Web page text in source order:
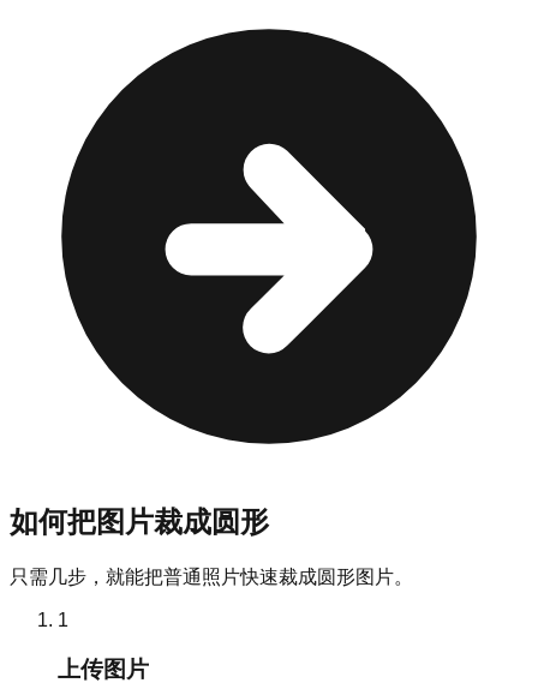
如何把图片裁成圆形
只需几步，就能把普通照片快速裁成圆形图片。
1
上传图片